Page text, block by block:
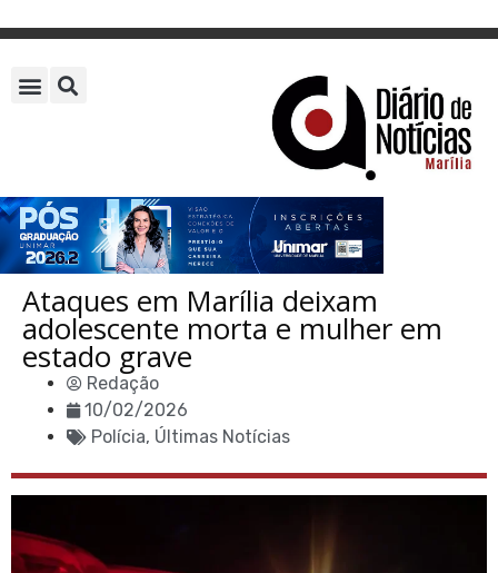
Ataques em Marília deixam
adolescente morta e mulher em
estado grave
Redação
10/02/2026
Polícia, Últimas Notícias